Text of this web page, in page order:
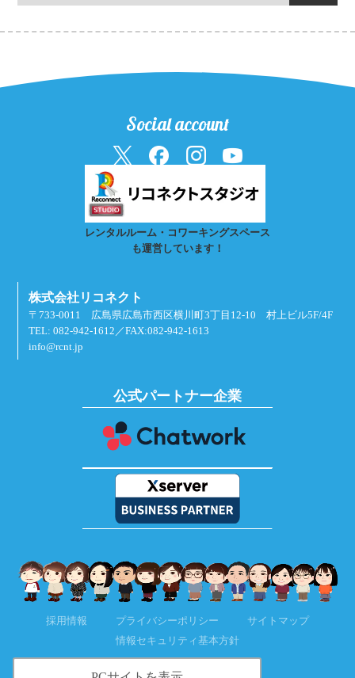
Social account
レンタルルーム・コワーキングスペース
も運営しています！
株式会社リコネクト
〒733-0011 広島県広島市西区横川町3丁目12-10 村上ビル5F/4F
TEL: 082-942-1612／FAX:082-942-1613
info@rcnt.jp
公式パートナー企業
採用情報 プライバシーポリシー
サイトマップ
情報セキュリティ基本方針